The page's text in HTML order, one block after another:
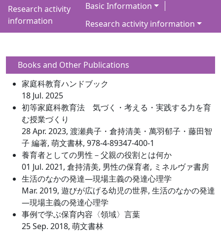
Research activity
information
Basic Information
Research activity information
Books and Other Publications
家庭科教育ハンドブック
18 Jul. 2025
初等家庭科教育法 気づく・考える・実践する力を育
む授業づくり
28 Apr. 2023, 渡瀬典子・倉持清美・萬羽郁子・藤田智
子 編著, 萌文書林, 978-4-89347-400-1
養育者としての男性－父親の役割とは何か
01 Jul. 2021, 倉持清美, 男性の保育者, ミネルヴァ書房
生活のなかの発達—現場主義の発達心理学
Mar. 2019, 遊びが広げる幼児の世界, 生活のなかの発達
—現場主義の発達心理学
事例で学ぶ保育内容〈領域〉言葉
25 Sep. 2018, 萌文書林